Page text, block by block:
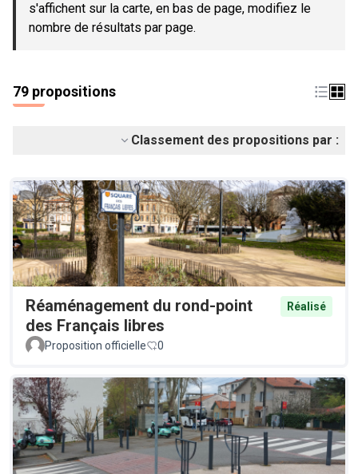
s'affichent sur la carte, en bas de page, modifiez le
nombre de résultats par page.
79 propositions
Classement des propositions par :
Réaménagement du rond-point
des Français libres
Réalisé
Proposition officielle 0